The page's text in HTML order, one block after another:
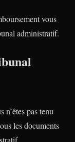
vous
administratif.
n’êtes pas tenu
les documents